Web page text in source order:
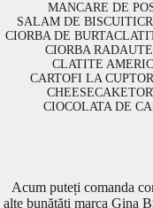
MANCARE DE
SALAM DE BISCUITI
CIORBA DE BURTA
CIORBA
CLATITE
CARTOFI LA CUPTOR
CHEESECAKE
CIOCOLATA DE
Acum puteți comanda
alte bunătăți marca Gina